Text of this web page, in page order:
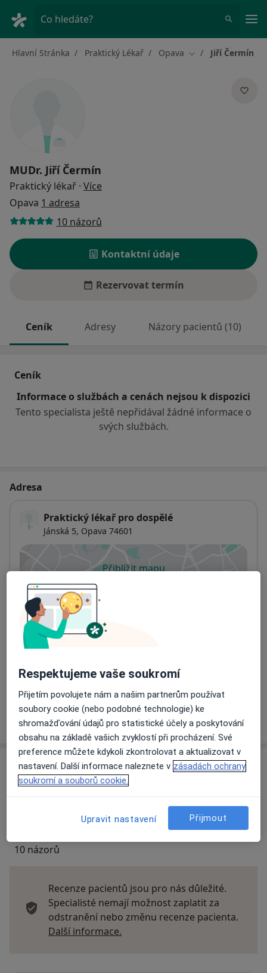
Co hledáte?
Hlavní Stránka Praktický Lékař Opava Změna města
Jiří Čermín
MUDr. Jiří Čermín
Praktický lékař · Více
Opava 1 adresa
10 názorů
Kontaktní údaje
Rezervovat termín
Ceník Adresy Názory pacientů (10)
Ceník
Informace o službách a cenách nejsou k dispozici
Tento specialista ještě nepřidával žádné informace o
svých službách.
Adresa
Praktický lékař pro dospělé
Jánská 5, Opava 74601
Přiblížit mapuse otevře v nové záložce
Dostupnost
Na této adrese online kalendář není aktivní
Co mám v takové situaci udělat?
Na teto adrese lékař přijímá pacienty na pojišťovnu
Víceo adrese
Názory
10 názorů
Recenze pacientů jsou pro nás důležité.
Specialisté nemají možnost zaplatit za
odstranění nebo změnu recenze pacienta.
Další informace.
Respektujeme vaše soukromí
Přijetím povolujete nám a našim partnerům používat
soubory cookie (nebo podobné technologie) ke
shromažďování údajů pro statistické účely a poskytování
obsahu na základě vašich zvyklostí při procházení. Své
preference můžete kdykoli zkontrolovat a aktualizovat v
nastavení. Další informace naleznete v zásadách ochrany
soukromí a souborů cookie.
Upravit nastavení Přijmout